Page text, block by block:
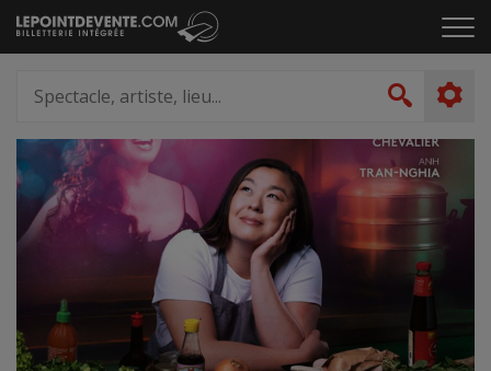
Passer
au
le
artiste,
lieu...